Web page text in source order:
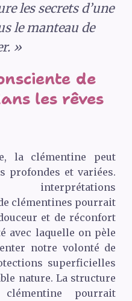
les secrets d’une
le manteau de
»
de
les rêves
la clémentine peut
profondes et variées.
clémentines pourrait
et de réconfort
avec laquelle on pèle
notre volonté de
superficielles
nature. La structure
pourrait